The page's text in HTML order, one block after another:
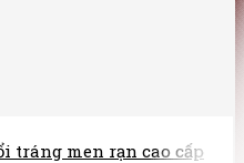
tráng men rạn cao cấp